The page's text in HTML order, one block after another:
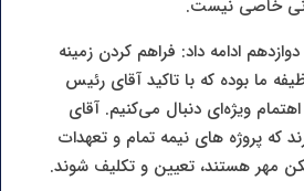
خاصی نیست.
ادامه داد: فراهم کردن زمینه
ما بوده که با تاکید آقای رئیس
ویژه‌ای دنبال می‌کنیم. آقای
که پروژه های نیمه تمام و تعهدات
مهر هستند، تعیین و تکلیف شوند.